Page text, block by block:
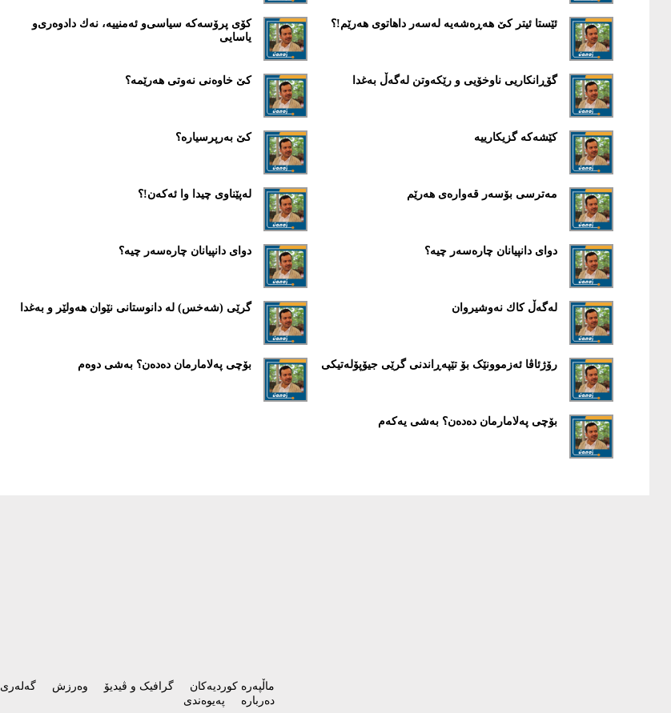
ئێستا ئیتر کێ هەڕەشەیە لەسەر داهاتوی هەرێم!؟
كۆی پرۆسەكە سیاسی‌و ئەمنییە، نەك دادوەری‌و
یاسایی
گۆڕانکاریی ناوخۆیی و رێکەوتن لەگەڵ بەغدا کێ خاوەنی نەوتی هەرێمە؟
کێشەکە گزیکارییە کێ بەرپرسیارە؟
مەترسی بۆسەر قەوارەی هەرێم لەپێناوی چیدا وا ئەکەن!؟
دوای دانپیانان چارەسەر چیە؟ دوای دانپیانان چارەسەر چیە؟
له‌گه‌ڵ كاك نه‌وشیروان گرێی (شه‌خس) له‌ دانوستانی نێوان هه‌ولێر و به‌غدا
رۆژئاڤا ئەزموونێک بۆ تێپەڕاندنی گرێی جیۆپۆلەتیکی بۆچی په‌لامارمان ده‌ده‌ن؟ بەشی دوەم
بۆچی پەلامارمان دەدەن؟ بەشى یەکەم
ماڵپەرە کوردیەکان گرافیک و ڤیدیۆ وەرزش
گەلەری
دەربارە
پەیوەندی